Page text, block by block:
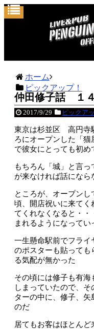
ホーム
ピックアップ！
仲田修子話 １
2017/9/29 ピックア
東京は杉並区 高円寺
ろにオープンした「
で彼女にとっても初め
もちろん「城」と言
が来なければ話になら
ところが、オープン
頃、開店祝いに来てく
てくれなくなると・・
まれるようになってい
一生懸命駅前でフライ
のポスターも貼って
る気配が無かった
その頃には修子も有海
しまっていたので、
ターの中に、修子、
のだ
居てもお客はほとん